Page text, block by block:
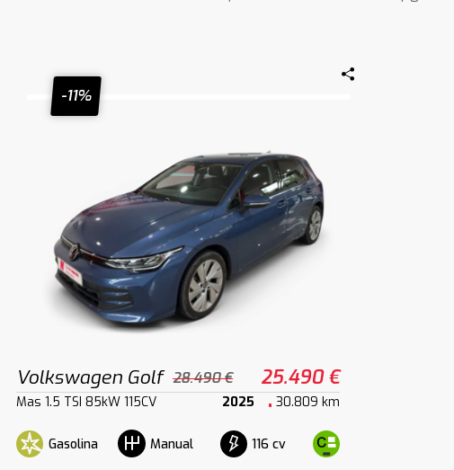
-11%
Volkswagen Golf 28.490 € 25.490 €
Mas 1.5 TSI 85kW 115CV 2025 30.809 km
Gasolina Manual 116 cv